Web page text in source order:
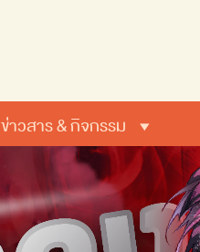
ข่าวสาร & กิจกรรม